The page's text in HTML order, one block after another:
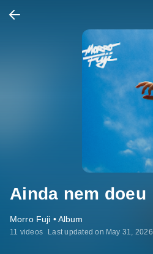
Ainda nem doeu
Morro Fuji • Album
11 videos Last updated on May 31, 2026